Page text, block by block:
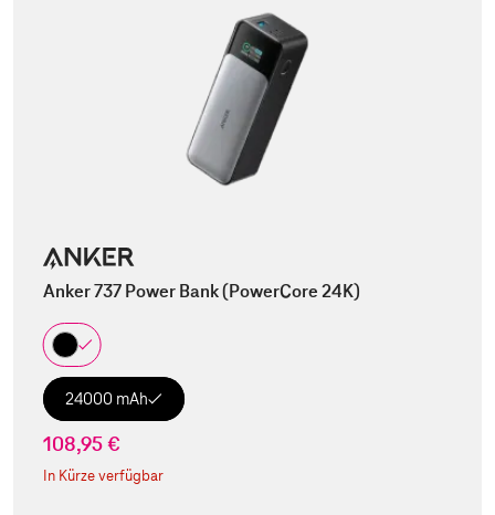
Anker 737 Power Bank (PowerCore 24K)
24000 mAh
108,95 €
In Kürze verfügbar